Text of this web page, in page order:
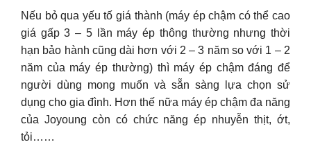
Nếu bỏ qua yếu tố giá thành (máy ép chậm có thể cao
giá gấp 3 – 5 lần máy ép thông thường nhưng thời
hạn bảo hành cũng dài hơn với 2 – 3 năm so với 1 – 2
năm của máy ép thường) thì máy ép chậm đáng để
người dùng mong muốn và sẵn sàng lựa chọn sử
dụng cho gia đình. Hơn thế nữa máy ép chậm đa năng
của Joyoung còn có chức năng ép nhuyễn thịt, ớt,
tỏi……